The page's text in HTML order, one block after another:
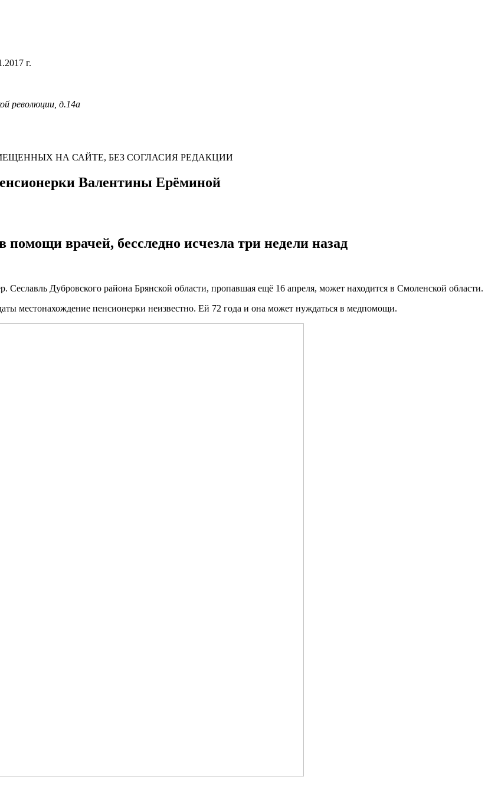
г.
революции, д.14а
НА САЙТЕ, БЕЗ СОГЛАСИЯ РЕДАКЦИИ
Валентины Ерёминой
врачей, бесследно исчезла три недели назад
Дубровского района Брянской области, пропавшая ещё 16 апреля, может находится в Смоленской области.
местонахождение пенсионерки неизвестно. Ей 72 года и она может нуждаться в медпомощи.